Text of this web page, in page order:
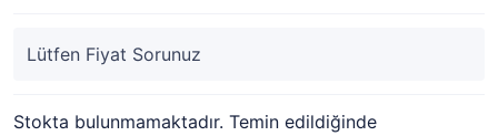
Lütfen Fiyat Sorunuz
Stokta bulunmamaktadır. Temin edildiğinde